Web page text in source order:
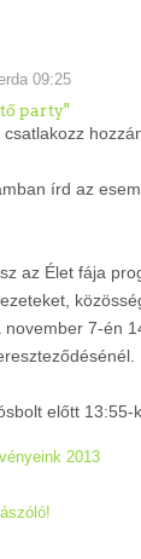
09:25
party"
írd az
az Élet fája
7-én
előtt 13:55-
2013